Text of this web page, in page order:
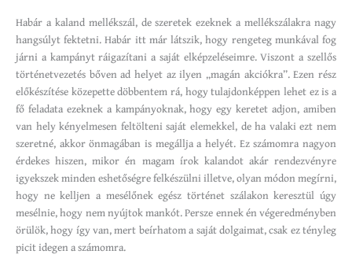
Habár a kaland mellékszál, de szeretek ezeknek a mellékszálakra nagy
hangsúlyt fektetni. Habár itt már látszik, hogy rengeteg munkával fog
járni a kampányt ráigazítani a saját elképzeléseimre. Viszont a szellős
történetvezetés bőven ad helyet az ilyen „magán akciókra”. Ezen rész
előkészítése közepette döbbentem rá, hogy tulajdonképpen lehet ez is a
fő feladata ezeknek a kampányoknak, hogy egy keretet adjon, amiben
van hely kényelmesen feltölteni saját elemekkel, de ha valaki ezt nem
szeretné, akkor önmagában is megállja a helyét. Ez számomra nagyon
érdekes hiszen, mikor én magam írok kalandot akár rendezvényre
igyekszek minden eshetőségre felkészülni illetve, olyan módon megírni,
hogy ne kelljen a mesélőnek egész történet szálakon keresztül úgy
mesélnie, hogy nem nyújtok mankót. Persze ennek én végeredményben
örülök, hogy így van, mert beírhatom a saját dolgaimat, csak ez tényleg
picit idegen a számomra.